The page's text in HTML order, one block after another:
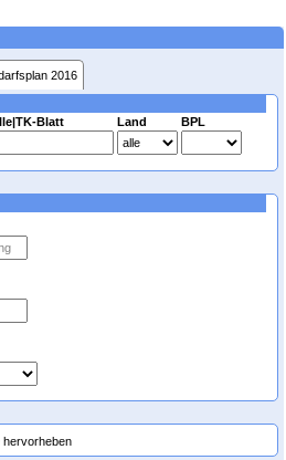
2016
Blatt Land BPL
hervorheben